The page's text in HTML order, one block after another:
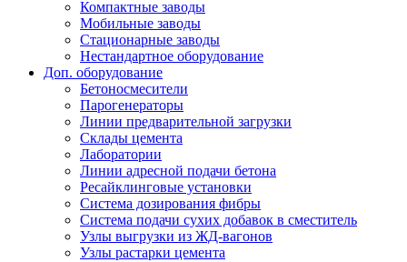
Компактные заводы
Мобильные заводы
Стационарные заводы
Нестандартное оборудование
Доп. оборудование
Бетоносмесители
Парогенераторы
Линии предварительной загрузки
Склады цемента
Лаборатории
Линии адресной подачи бетона
Ресайклинговые установки
Система дозирования фибры
Система подачи сухих добавок в сместитель
Узлы выгрузки из ЖД-вагонов
Узлы растарки цемента